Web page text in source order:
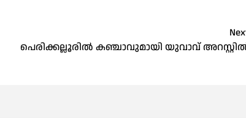
പെരിക്കല്ലൂരിൽ കഞ്ചാവുമായി യുവാവ്